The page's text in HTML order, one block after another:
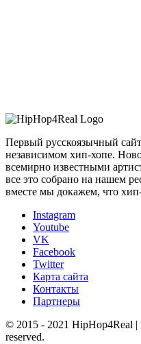
Первый русскоязычный
независимом хип-хопе.
всемирно известными
все это собрано на нашем
вместе мы докажем, что
Instagram
Youtube
VK
Facebook
Twitter
Карта сайта
Контакты
Партнеры
© 2015 - 2021 HipHop4Real
reserved.